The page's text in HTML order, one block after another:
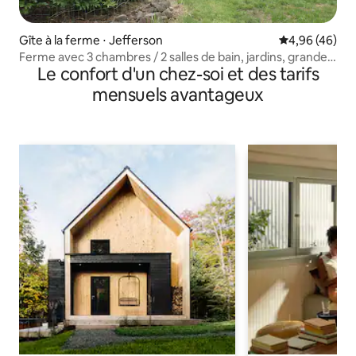
Gîte à la ferme ⋅ Jefferson Évaluation
4,96 (46)
Ferme avec 3 chambres / 2 salles de bain, jardins, grande
cuisine, près de Salem
Le confort d'un chez-soi et des tarifs
mensuels avantageux